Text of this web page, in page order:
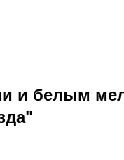
и белым